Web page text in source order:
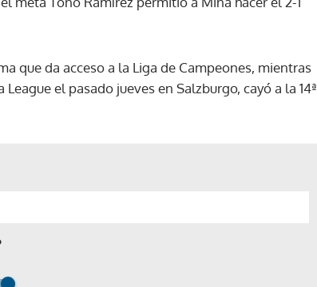
que da acceso a la Liga de Campeones, mientras
el pasado jueves en Salzburgo, cayó a la 14ª